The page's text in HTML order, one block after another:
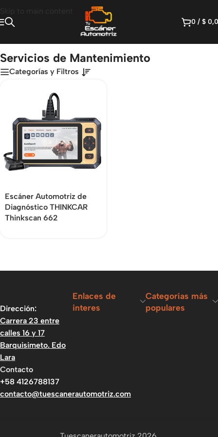
Skip to main content
0 / $
Servicios de Mantenimiento
Categorías y Filtros
Escáner Automotriz de
Diagnóstico THINKCAR
Thinkscan 662
Dirección:
Carrera 23 entre
calles 16 y 17
Barquisimeto. Edo
Lara
Contacto
+58 4126788137
contacto@tuescanerautomotriz.com
Enlaces de
interes
Categorías más
populares